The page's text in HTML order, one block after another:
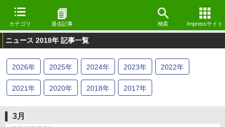
カテゴリ 過去記事 検索 Impressサイト
ニュース 2018年 記事一覧
2026年 2025年 2024年 2023年 2022年
2021年 2020年 2018年 2017年
3月